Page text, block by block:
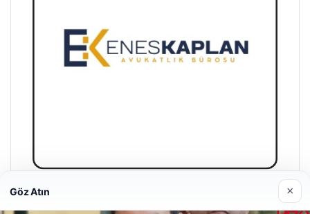
Enes Kaplan Avukatlık Bürosu
Göz Atın ×